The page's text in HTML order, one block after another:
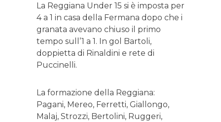
La Reggiana Under 15 si è imposta per
4 a 1 in casa della Fermana dopo che i
granata avevano chiuso il primo
tempo sull’1 a 1. In gol Bartoli,
doppietta di Rinaldini e rete di
Puccinelli.
La formazione della Reggiana:
Pagani, Mereo, Ferretti, Giallongo,
Malaj, Strozzi, Bertolini, Ruggeri,